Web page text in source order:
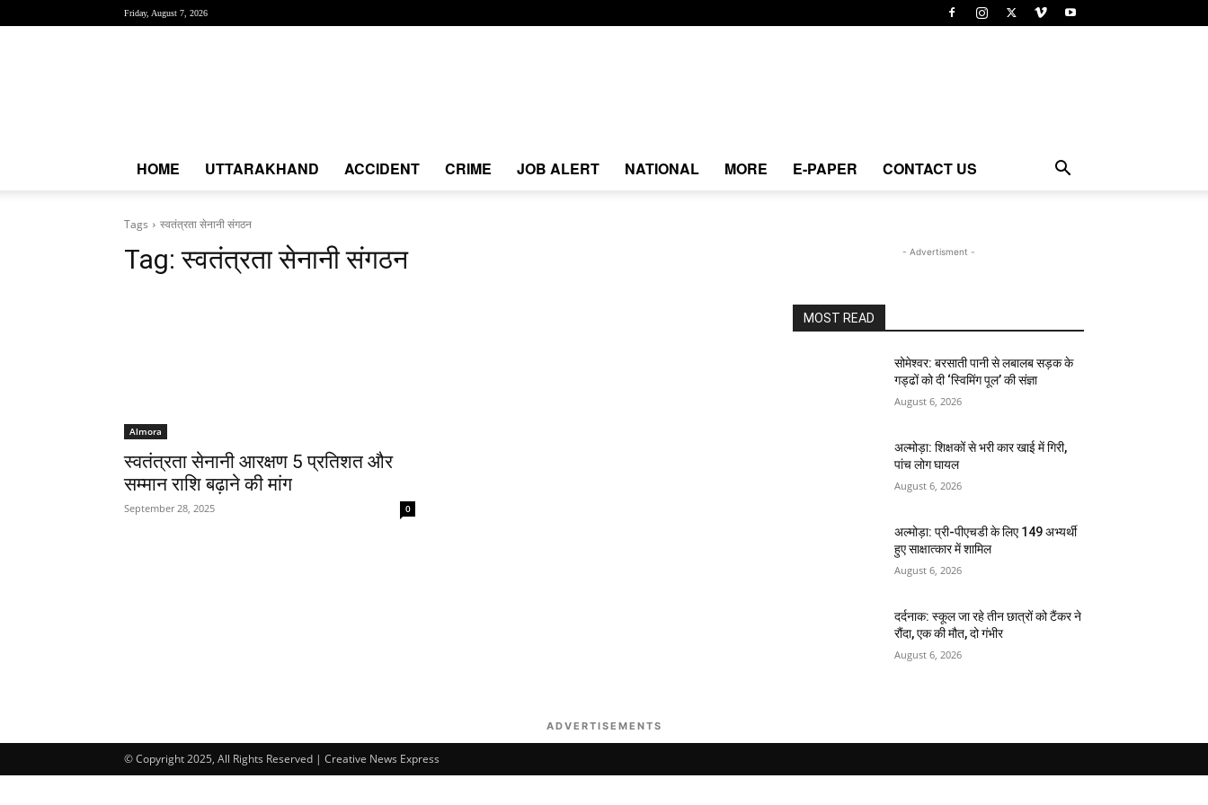
Friday, August 7, 2026
HOME UTTARAKHAND ACCIDENT CRIME JOB ALERT NATIONAL MORE E-PAPER CONTACT US
Tags स्वतंत्रता सेनानी संगठन
Tag:स्वतंत्रता सेनानी संगठन
Almora
स्वतंत्रता सेनानी आरक्षण 5 प्रतिशत और
सम्मान राशि बढ़ाने की मांग
September 28, 2025 0
- Advertisment -
MOST READ
सोमेश्वर: बरसाती पानी से लबालब सड़क के
गड्ढों को दी ‘स्विमिंग पूल’ की संज्ञा
August 6, 2026
अल्मोड़ा: शिक्षकों से भरी कार खाई में गिरी,
पांच लोग घायल
August 6, 2026
अल्मोड़ा: प्री-पीएचडी के लिए 149 अभ्यर्थी
हुए साक्षात्कार में शामिल
August 6, 2026
दर्दनाक: स्कूल जा रहे तीन छात्रों को टैंकर ने
रौंदा, एक की मौत, दो गंभीर
August 6, 2026
ADVERTISEMENTS
© Copyright 2025, All Rights Reserved | Creative News Express